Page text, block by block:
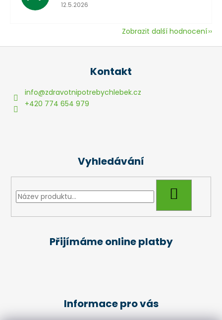
12.5.2026
Zobrazit další hodnocení
Kontakt
info@zdravotnipotrebychlebek.cz
+420 774 654 979
Vyhledávání
Přijímáme online platby
Informace pro vás